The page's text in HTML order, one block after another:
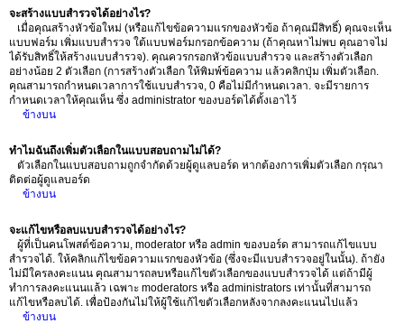
จะสร้างแบบสำรวจได้อย่างไร?
เมื่อคุณสร้างหัวข้อใหม่ (หรือแก้ไขข้อความแรกของหัวข้อ ถ้าคุณมีสิทธิ์) คุณจะเห็น
แบบฟอร์ม เพิ่มแบบสำรวจ ใต้แบบฟอร์มกรอกข้อความ (ถ้าคุณหาไม่พบ คุณอาจไม่
ได้รับสิทธิ์ให้สร้างแบบสำรวจ). คุณควรกรอกหัวข้อแบบสำรวจ และสร้างตัวเลือก
อย่างน้อย 2 ตัวเลือก (การสร้างตัวเลือก ให้พิมพ์ข้อความ แล้วคลิกปุ่ม เพิ่มตัวเลือก.
คุณสามารถกำหนดเวลาการใช้แบบสำรวจ, 0 คือไม่มีกำหนดเวลา. จะมีรายการ
กำหนดเวลาให้คุณเห็น ซึ่ง administrator ของบอร์ดได้ตั้งเอาไว้
ข้างบน
ทำไมฉันถึงเพิ่มตัวเลือกในแบบสอบถามไม่ได้?
ตัวเลือกในแบบสอบถามถูกจำกัดด้วยผู้ดูแลบอร์ด หากต้องการเพิ่มตัวเลือก กรุณา
ติดต่อผู้ดูแลบอร์ด
ข้างบน
จะแก้ไขหรือลบแบบสำรวจได้อย่างไร?
ผู้ที่เป็นคนโพสต์ข้อความ, moderator หรือ admin ของบอร์ด สามารถแก้ไขแบบ
สำรวจได้. ให้คลิกแก้ไขข้อความแรกของหัวข้อ (ซึ่งจะมีแบบสำรวจอยู่ในนั้น). ถ้ายัง
ไม่มีใครลงคะแนน คุณสามารถลบหรือแก้ไขตัวเลือกของแบบสำรวจได้ แต่ถ้ามีผู้
ทำการลงคะแนนแล้ว เฉพาะ moderators หรือ administrators เท่านั้นที่สามารถ
แก้ไขหรือลบได้. เพื่อป้องกันไม่ให้ผู้ใช้แก้ไขตัวเลือกหลังจากลงคะแนนไปแล้ว
ข้างบน